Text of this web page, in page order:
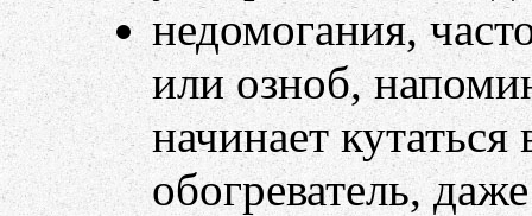
недомогания,
или озноб,
начинает
обогреватель,